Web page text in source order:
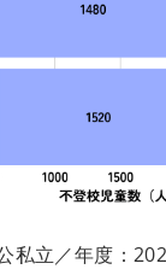
私立／年度：